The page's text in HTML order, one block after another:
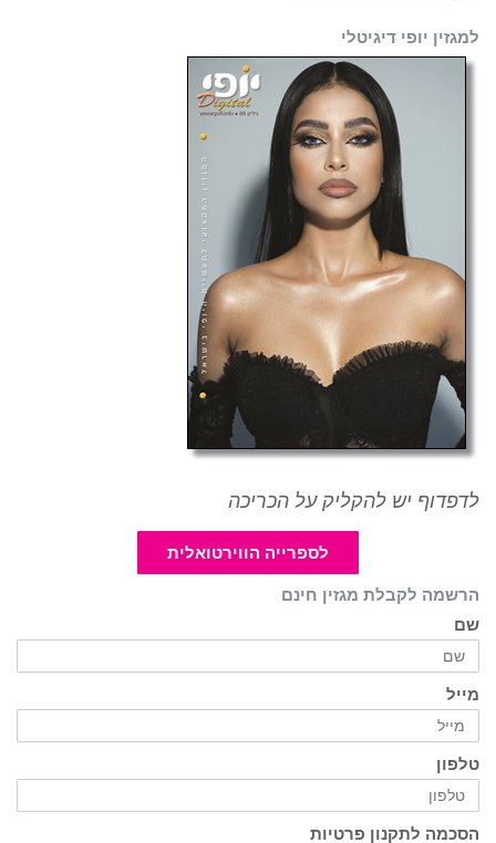
למגזין יופי דיגיטלי
לדפדוף יש להקליק על הכריכה
לספרייה הווירטואלית
הרשמה לקבלת מגזין חינם
שם
מייל
טלפון
הסכמה לתקנון פרטיות